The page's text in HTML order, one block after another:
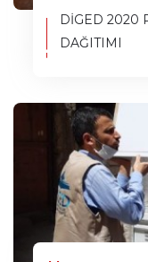
DİGED 2020
DAĞITIMI